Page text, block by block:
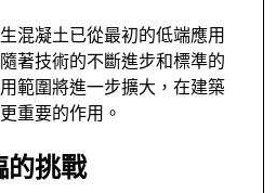
混凝土已從最初的低端應用
著技術的不斷進步和標準的
範圍將進一步擴大，在建築
重要的作用。
的挑戰